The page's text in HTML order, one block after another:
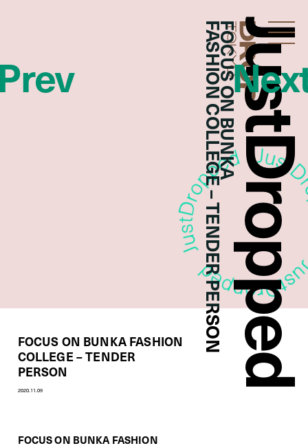
Droptokyo
FOCUS ON BUNKA
FASHION COLLEGE – TENDER PERSON
FOCUS ON BUNKA FASHION
COLLEGE – TENDER
PERSON
2020.11.09
FOCUS ON BUNKA FASHION